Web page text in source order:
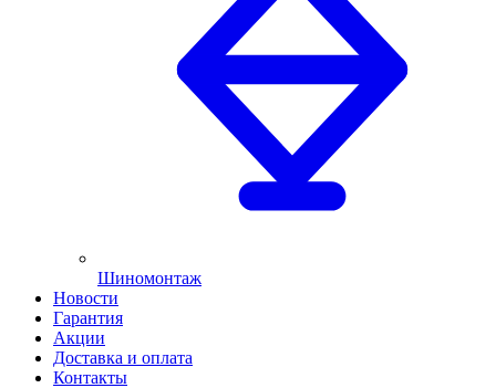
Шиномонтаж
Новости
Гарантия
Акции
Доставка и оплата
Контакты